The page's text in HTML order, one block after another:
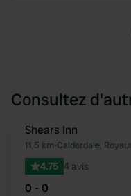
Consultez
Shears Inn
11,5 km•Calderdale,
4.75 4 avis
0 - 0